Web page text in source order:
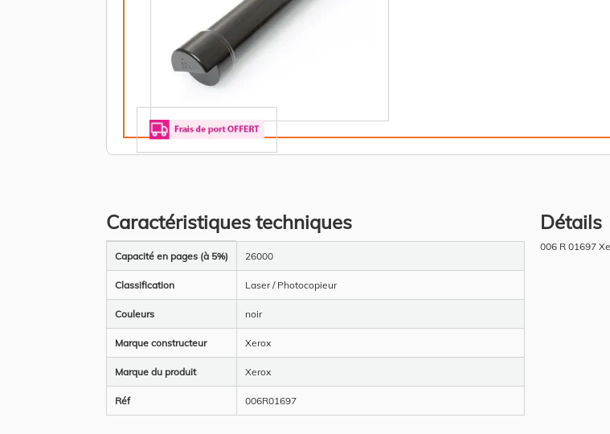
Caractéristiques techniques
d’information
Capacité en pages (à 5%) 26000
Classification Laser / Photocopieur
Couleurs noir
Marque constructeur Xerox
Marque du produit Xerox
Réf 006R01697
Détails
006 R 01697